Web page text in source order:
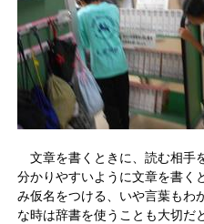
文章を書くときに、読む相手
分かりやすいように文章を書く
み仮名をつける、いや言葉もわ
な時は辞書を使うことも大切だ